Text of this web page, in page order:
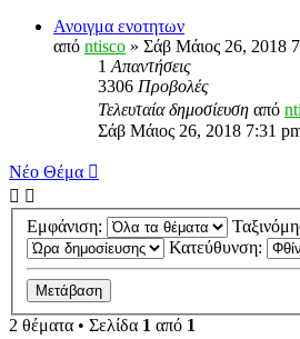
Ανοιγμα ενοτητων
από ntisco » Σάβ Μάιος 26, 2018
1 Απαντήσεις
3306 Προβολές
Τελευταία δημοσίευση από
Σάβ Μάιος 26, 2018 7:31
Νέο Θέμα
Εμφάνιση:
Κατεύθυνση:
2 θέματα • Σελίδα 1 από 1